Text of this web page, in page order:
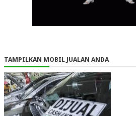
TAMPILKAN MOBIL JUALAN ANDA